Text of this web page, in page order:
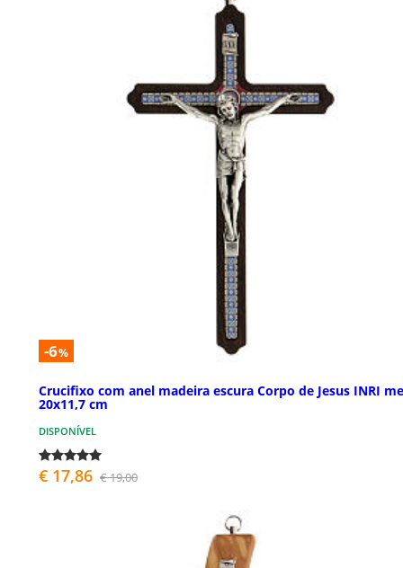
-6%
Crucifixo com anel madeira escura Corpo de Jesus INRI
20x11,7 cm
DISPONÍVEL
€ 17,86 € 19,00